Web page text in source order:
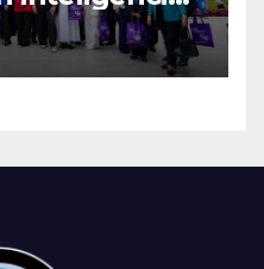
de Google